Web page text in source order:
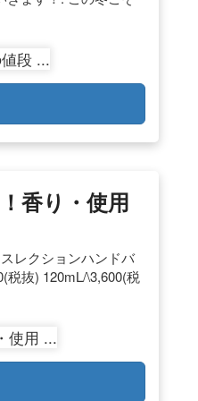
香り・使用
レクションハンドバ
税抜) 120mL/\3,600(税